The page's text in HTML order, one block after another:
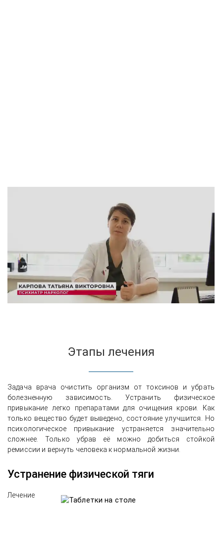
Этапы лечения
Задача врача очистить организм от токсинов и убрать
болезненную зависимость. Устранить физическое
привыкание легко препаратами для очищения крови. Как
только вещество будет выведено, состояние улучшится. Но
психологическое привыкание устраняется значительно
сложнее. Только убрав её можно добиться стойкой
ремиссии и вернуть человека к нормальной жизни.
Устранение физической тяги
Лечение